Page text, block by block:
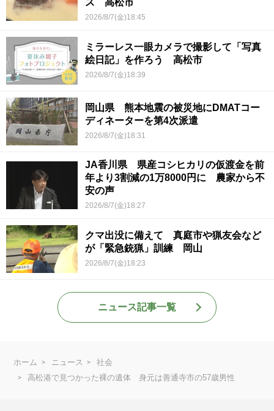
ス 高松市
2026/8/7(金)18:45
ミラーレス一眼カメラで撮影して「写真
絵日記」を作ろう 高松市
2026/8/7(金)18:39
岡山県 熊本地震の被災地にDMATコー
ディネーターを第4次派遣
2026/8/7(金)18:31
JA香川県 県産コシヒカリの仮渡金を前
年より3割減の1万8000円に 農家から不
安の声
2026/8/7(金)18:27
クマ出没に備えて 真庭市や猟友会など
が「緊急銃猟」訓練 岡山
2026/8/7(金)18:23
ニュース記事一覧
ホーム ニュース
社会
高松港で見つかった裸の遺体 身元は善通寺市の57歳男性